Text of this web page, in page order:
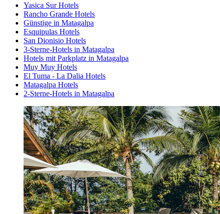
Yasica Sur Hotels
Rancho Grande Hotels
Günstige in Matagalpa
Esquipulas Hotels
San Dionisio Hotels
3-Sterne-Hotels in Matagalpa
Hotels mit Parkplatz in Matagalpa
Muy Muy Hotels
El Tuma - La Dalia Hotels
Matagalpa Hotels
2-Sterne-Hotels in Matagalpa